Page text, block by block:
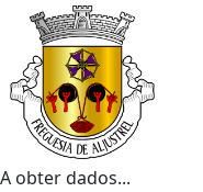
A obter dados...